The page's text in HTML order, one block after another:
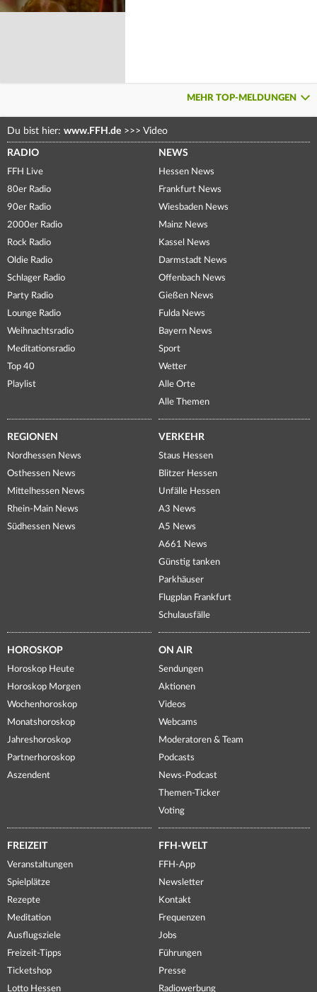
MEHR TOP-MELDUNGEN
Du bist hier: www.FFH.de >>> Video
RADIO
FFH Live
80er Radio
90er Radio
2000er Radio
Rock Radio
Oldie Radio
Schlager Radio
Party Radio
Lounge Radio
Weihnachtsradio
Meditationsradio
Top 40
Playlist
NEWS
Hessen News
Frankfurt News
Wiesbaden News
Mainz News
Kassel News
Darmstadt News
Offenbach News
Gießen News
Fulda News
Bayern News
Sport
Wetter
Alle Orte
Alle Themen
REGIONEN
Nordhessen News
Osthessen News
Mittelhessen News
Rhein-Main News
Südhessen News
VERKEHR
Staus Hessen
Blitzer Hessen
Unfälle Hessen
A3 News
A5 News
A661 News
Günstig tanken
Parkhäuser
Flugplan Frankfurt
Schulausfälle
HOROSKOP
Horoskop Heute
Horoskop Morgen
Wochenhoroskop
Monatshoroskop
Jahreshoroskop
Partnerhoroskop
Aszendent
ON AIR
Sendungen
Aktionen
Videos
Webcams
Moderatoren & Team
Podcasts
News-Podcast
Themen-Ticker
Voting
FREIZEIT
Veranstaltungen
Spielplätze
Rezepte
Meditation
Ausflugsziele
Freizeit-Tipps
Ticketshop
Lotto Hessen
FFH-WELT
FFH-App
Newsletter
Kontakt
Frequenzen
Jobs
Führungen
Presse
Radiowerbung